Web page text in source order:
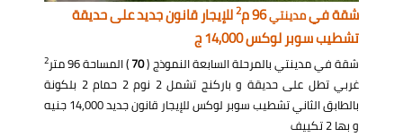
شقة فيمدينتي96 م 2للإيجار قانون جديد على حديقة
تشطيب سوبر لوكس 14,000 ج
شقة في مدينتي بالمرحلة السابعة النموذج (70) المساحة 96 متر 2
غربي تطل على حديقة و باركنج تشمل 2 نوم 2 حمام 2 بلكونة
بالطابق الثاني تشطيب سوبر لوكس للإيجار قانون جديد 14,000 جنيه
و بها 2 تكييف